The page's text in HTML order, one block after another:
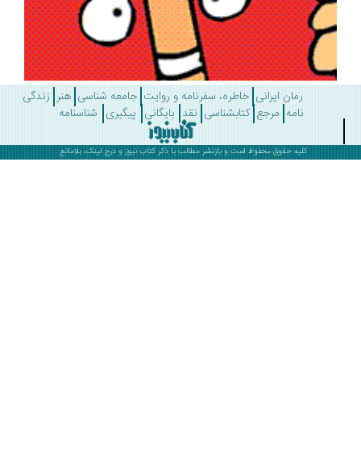
رمان ایرانی خاطره، سفرنامه و روایت جامعه شناسی هنر زندگی
مرجع کتابشناسی نقد بایگانی پیگیری شناسنامه
کلیه حقوق محفوظ است و بازنشر مطالب با ذکرکتاب نیوز و درج لینک، بلامانع .